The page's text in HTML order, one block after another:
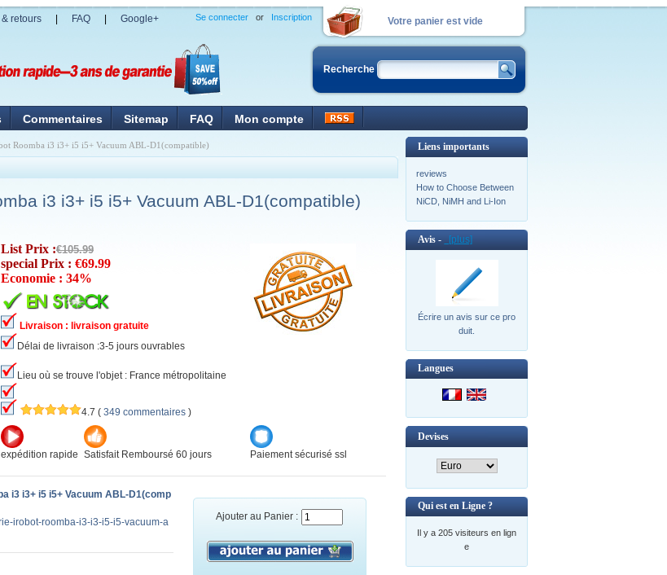
retours FAQ Google+ Votre panier est vide
Se connecter or Inscription
Recherche
Commentaires Sitemap FAQ Mon compte
Roomba i3 i3+ i5 i5+ Vacuum ABL-D1(compatible)
i3 i3+ i5 i5+ Vacuum ABL-D1(compatible)
List Prix :€105.99
special Prix : €69.99
Economie : 34%
Livraison : livraison gratuite
Délai de livraison :3-5 jours ouvrables
Lieu où se trouve l'objet : France métropolitaine
4.7 ( 349 commentaires )
expédition rapide Satisfait Remboursé 60 jours Paiement sécurisé ssl
Ajouter au Panier :
i3 i3+ i5 i5+ Vacuum ABL-D1(comp
irobot-roomba-i3-i3-i5-i5-vacuum-a
Liens importants
reviews
How to Choose Between
NiCD, NiMH and Li-Ion
Avis - [plus]
Écrire un avis sur ce pro
duit.
Langues
Devises
Qui est en Ligne ?
Il y a 205 visiteurs en lign
e